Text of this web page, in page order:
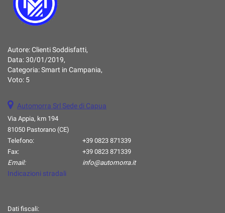
Autore:Clienti Soddisfatti,
Data:30/01/2019,
Categoria:Smart in Campania,
Voto: 5
Automorra Srl Sede di Capua
Via Appia, km 194
81050 Pastorano (CE)
Telefono:
+39 0823 871339
Fax:
+39 0823 871339
Email:
info@automorra.it
Indicazioni stradali
Dati fiscali: